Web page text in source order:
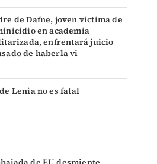
de Dafne, joven víctima de
en academia
enfrentará juicio
de haberla vi
Lenia no es fatal